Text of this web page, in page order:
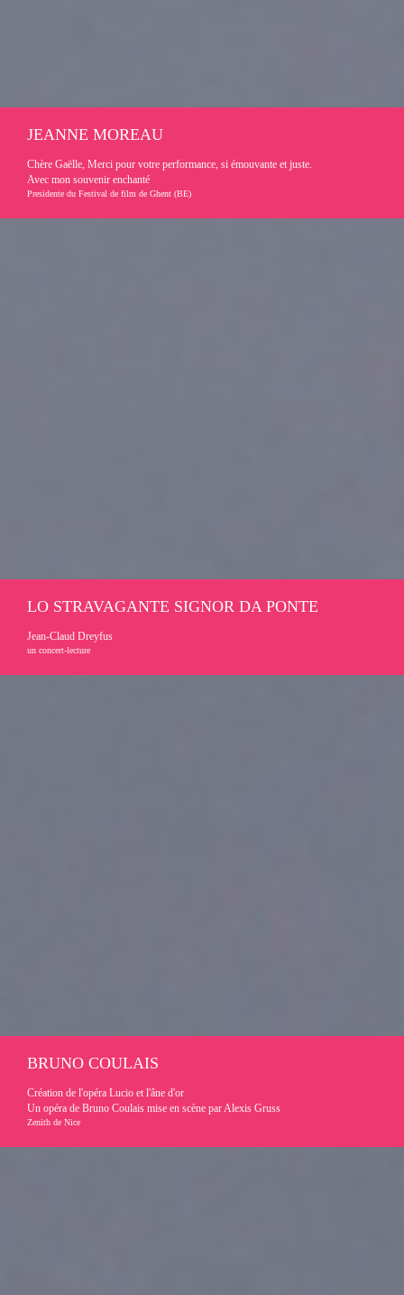
JEANNE MOREAU
Chère Gaëlle, Merci pour votre performance, si émouvante et juste.
Avec mon souvenir enchanté
Presidente du Festival de film de Ghent (BE)
LO STRAVAGANTE SIGNOR DA PONTE
Jean-Claud Dreyfus
un concert-lecture
BRUNO COULAIS
Création de l'opéra Lucio et l'âne d'or
Un opéra de Bruno Coulais mise en scène par Alexis Gruss
Zenith de Nice